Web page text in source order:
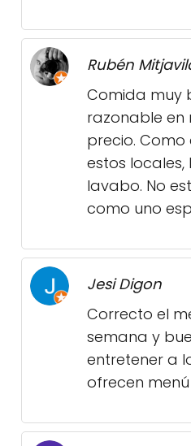
Rubén
Comida muy
razonable en
precio. Como
estos
lavabo. No
como uno
Jesi Digon
Correcto el
semana y
entretener a
ofrecen